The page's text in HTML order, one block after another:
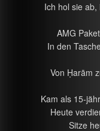
Ich hol sie
AMG
In den
Von Ḥarām
Kam als 15-
Heute
Sitze